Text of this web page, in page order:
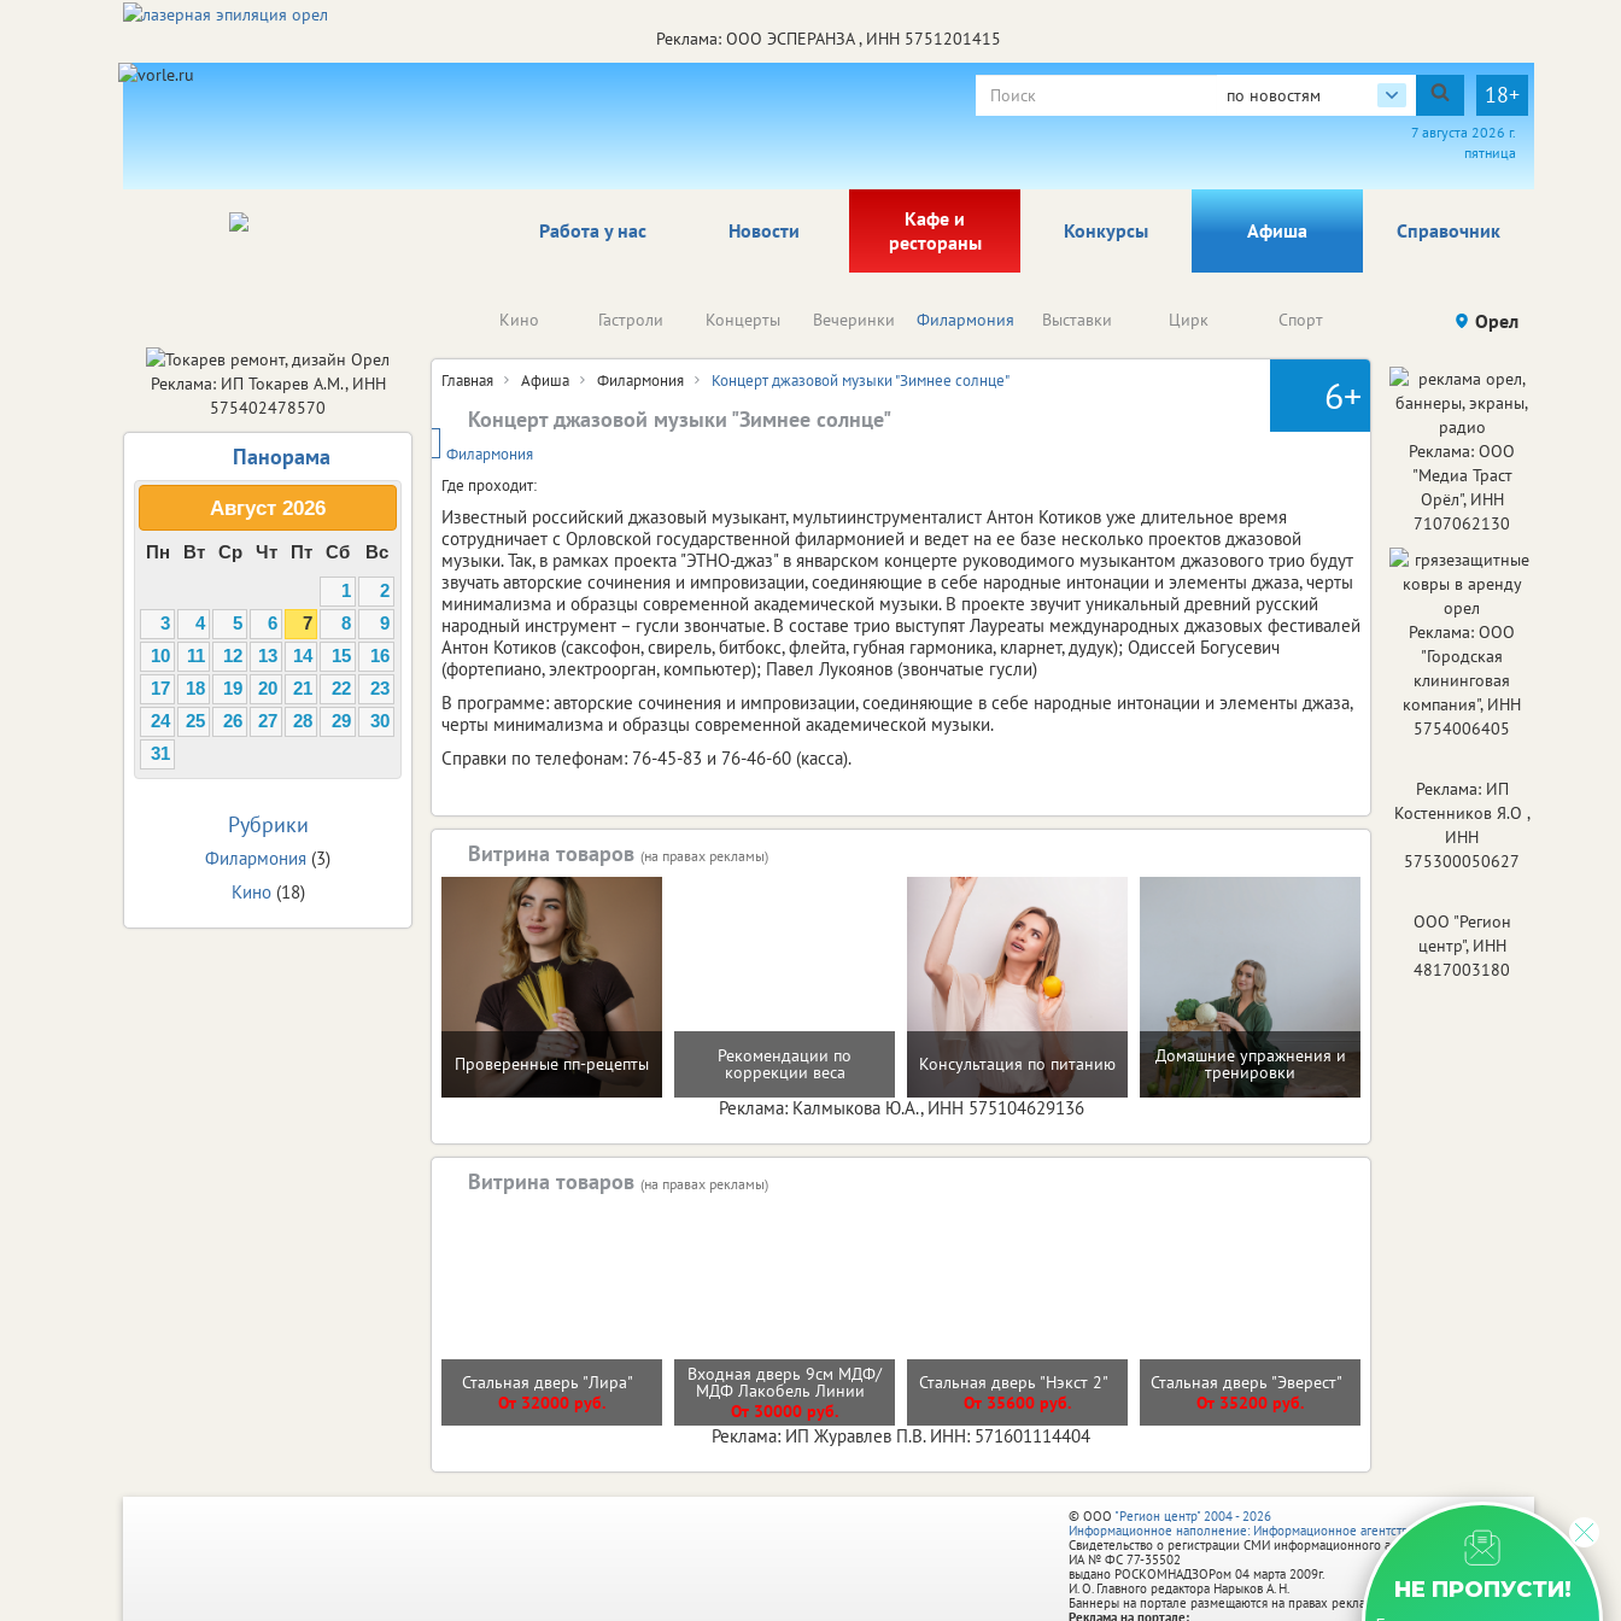
Реклама: ООО ЭСПЕРАНЗА , ИНН 5751201415
по новостям 18+
7 августа 2026 г.
пятница
Работа у нас Новости
Кафе и
рестораны
Афиша Справочник
Конкурсы
Кино Гастроли Концерты Вечеринки Филармония Выставки Цирк Спорт конкурсов
Орел
6+
Главная Афиша Филармония Концерт джазовой музыки "Зимнее солнце"
Концерт джазовой музыки "Зимнее солнце"
Филармония
Где проходит:
Известный российский джазовый музыкант, мультиинструменталист Антон Котиков уже длительное время
сотрудничает с Орловской государственной филармонией и ведет на ее базе несколько проектов джазовой
музыки. Так, в рамках проекта "ЭТНО-джаз" в январском концерте руководимого музыкантом джазового трио будут
звучать авторские сочинения и импровизации, соединяющие в себе народные интонации и элементы джаза, черты
минимализма и образцы современной академической музыки. В проекте звучит уникальный древний русский
народный инструмент – гусли звончатые. В составе трио выступят Лауреаты международных джазовых фестивалей
Антон Котиков (саксофон, свирель, битбокс, флейта, губная гармоника, кларнет, дудук); Одиссей Богусевич
(фортепиано, электроорган, компьютер); Павел Лукоянов (звончатые гусли)
В программе: авторские сочинения и импровизации, соединяющие в себе народные интонации и элементы джаза,
черты минимализма и образцы современной академической музыки.
Справки по телефонам: 76-45-83 и 76-46-60 (касса).
Витрина товаров (на правах рекламы)
Проверенные пп-рецепты Рекомендации по
коррекции веса Консультация по питанию Домашние упражнения и
тренировки
Реклама: Калмыкова Ю.А., ИНН 575104629136
Витрина товаров (на правах рекламы)
Стальная дверь "Лира"
От 32000 руб.
Входная дверь 9см МДФ/
МДФ Лакобель Линии
От 30000 руб.
Стальная дверь "Нэкст 2"
От 35600 руб.
Стальная дверь "Эверест"
От 35200 руб.
Реклама: ИП Журавлев П.В. ИНН: 571601114404
Реклама: ИП Токарев А.М., ИНН
575402478570
Панорама
Август 2026
Пн Вт Ср Чт Пт Сб
Вс
1
2
3
4 5 6 7 8
9
10
11 12 13 14 15
16
17
18 19 20 21 22
23
24
25 26 27 28 29
30
31
Рубрики
Филармония (3)
Кино(18)
Реклама: ООО
"Медиа Траст
Орёл", ИНН
7107062130
Реклама: ООО
"Городская
клининговая
компания", ИНН
5754006405
Реклама: ИП
Костенников Я.О ,
ИНН
575300050627
ООО "Регион
центр", ИНН
4817003180
НЕ ПРОПУСТИ!
© ООО "Регион центр" 2004 - 2026
Информационное наполнение: Информационное агентство vRossii.ru
Свидетельство о регистрации СМИ информационного агентства vRossii.ru
ИА № ФС 77‑35502
выдано РОСКОМНАДЗОРом 04 марта 2009г.
И. О. Главного редактора Нарыков А. Н.
Баннеры на портале размещаются на правах рекламы.
Реклама на портале: